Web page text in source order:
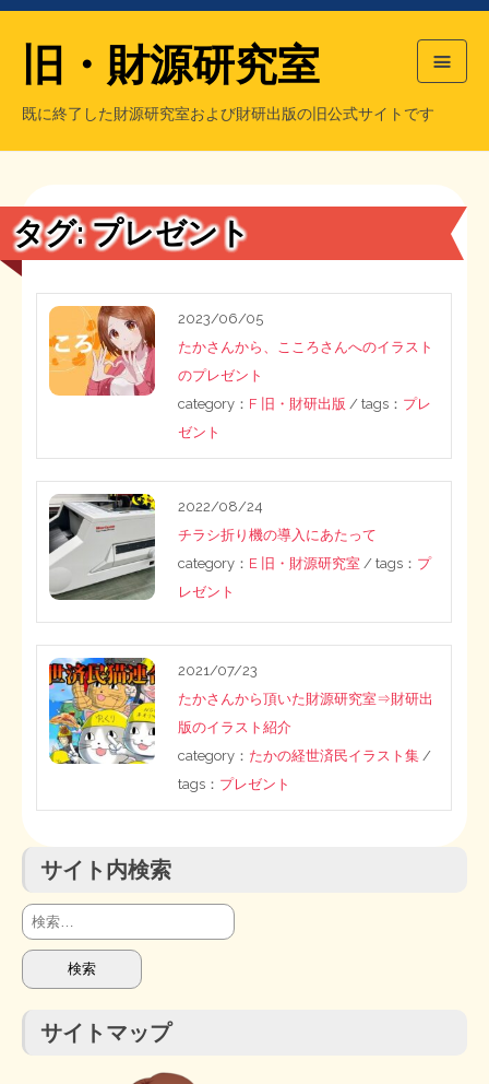
【国の、本当の】財源チラシ／旧・財源研究室
日本経済を解説するヤンキー／MIHANAマンガ／旧・財研出版
もっと知りたい方へ
MMTの学習資料
STOPインボイス作品集
たかの経世済民イラスト集
用語集
旧・財源研究室
既に終了した財源研究室および財研出版の旧公式サイトです
旧・財源研究室について
チラシ発行部数
旧・財研出版について
タグ:プレゼント
2023/06/05
たかさんから、こころさんへのイラスト
のプレゼント
category： F 旧・財研出版 / tags： プレ
ゼント
2022/08/24
チラシ折り機の導入にあたって
category： E 旧・財源研究室 / tags： プ
レゼント
2021/07/23
たかさんから頂いた財源研究室⇒財研出
版のイラスト紹介
category： たかの経世済民イラスト集 /
tags： プレゼント
サイト内検索
検
索:
サイトマップ